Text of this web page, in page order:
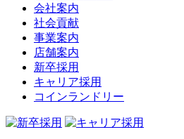
会社案内
社会貢献
事業案内
店舗案内
新卒採用
キャリア採用
コインランドリー